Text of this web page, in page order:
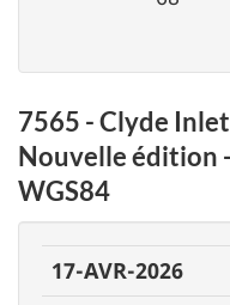
7565 - Clyde
Nouvelle édition
WGS84
17-AVR-2026